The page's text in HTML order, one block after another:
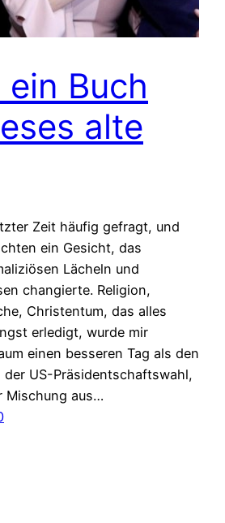
ein Buch
alte
Zeit häufig gefragt, und
ein Gesicht, das
Lächeln und
changierte. Religion,
Christentum, das alles
erledigt, wurde mir
einen besseren Tag als den
der US-Präsidentschaftswahl,
Mischung aus…